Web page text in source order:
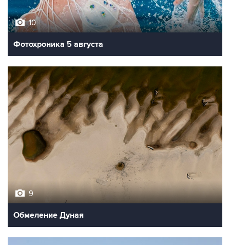
10
Фотохроника 5 августа
9
Обмеление Дуная